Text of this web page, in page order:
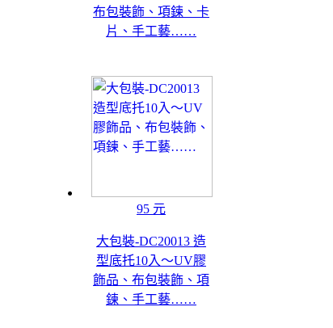
布包裝飾、項鍊、卡
片、手工藝……
95 元
大包裝-DC20013 造
型底托10入～UV膠
飾品、布包裝飾、項
鍊、手工藝……